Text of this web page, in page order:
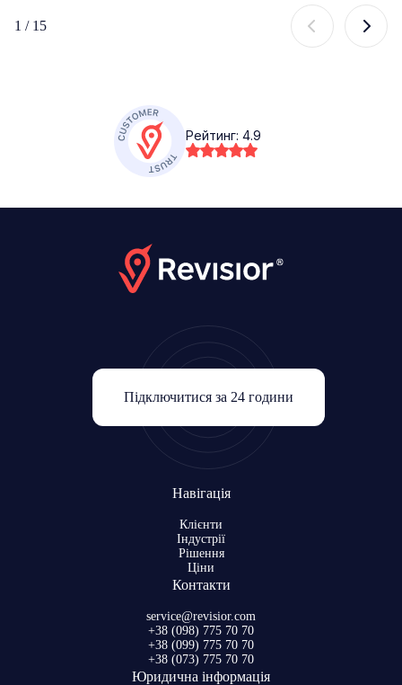
1 / 15
Рейтинг: 4.9
Навігація
Клієнти
Індустрії
Рішення
Ціни
Контакти
service@revisior.com
+38 (098) 775 70 70
+38 (099) 775 70 70
+38 (073) 775 70 70
Юридична інформація
Підключитися за 24 години